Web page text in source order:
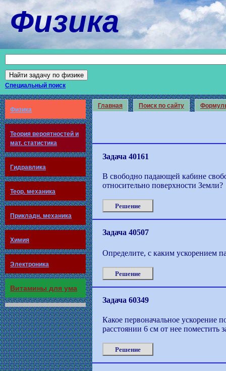
Физика
Специальный поиск
Физика
Теория вероятностей и
мат. статистика
Гидравлика
Теор. механика
Прикладн. механика
Химия
Электроника
Витамины для ума
Главная Поиск по сайту
Задача 40161
В свободно падающей кабине
относительно поверхности Земли?
Решение
Задача 40507
Определите, с каким ускорением
Решение
Задача 60349
Какое первоначальное ускорение
расстоянии 6 см от нее поместить
Решение